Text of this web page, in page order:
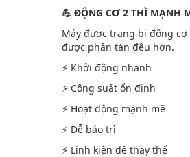
💪 ĐỘNG CƠ 2 THÌ MẠNH
Máy được trang bị động cơ
được phân tán đều hơn.
⚡ Khởi động nhanh
⚡ Công suất ổn định
⚡ Hoạt động mạnh mẽ
⚡ Dễ bảo trì
⚡ Linh kiện dễ thay thế